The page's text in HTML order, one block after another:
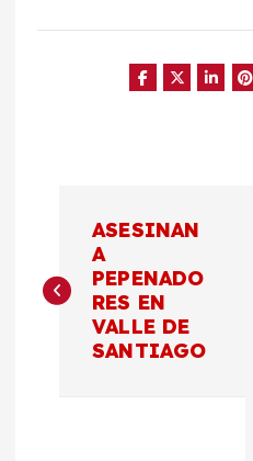
a
v
ASESINAN
A
PEPENADO
RES EN
VALLE DE
SANTIAGO